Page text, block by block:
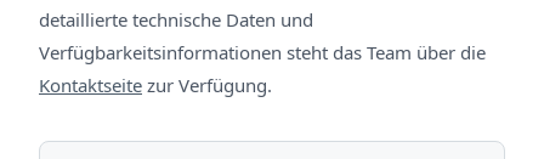
detaillierte technische Daten und
Verfügbarkeitsinformationen steht das Team über die
Kontaktseite zur Verfügung.